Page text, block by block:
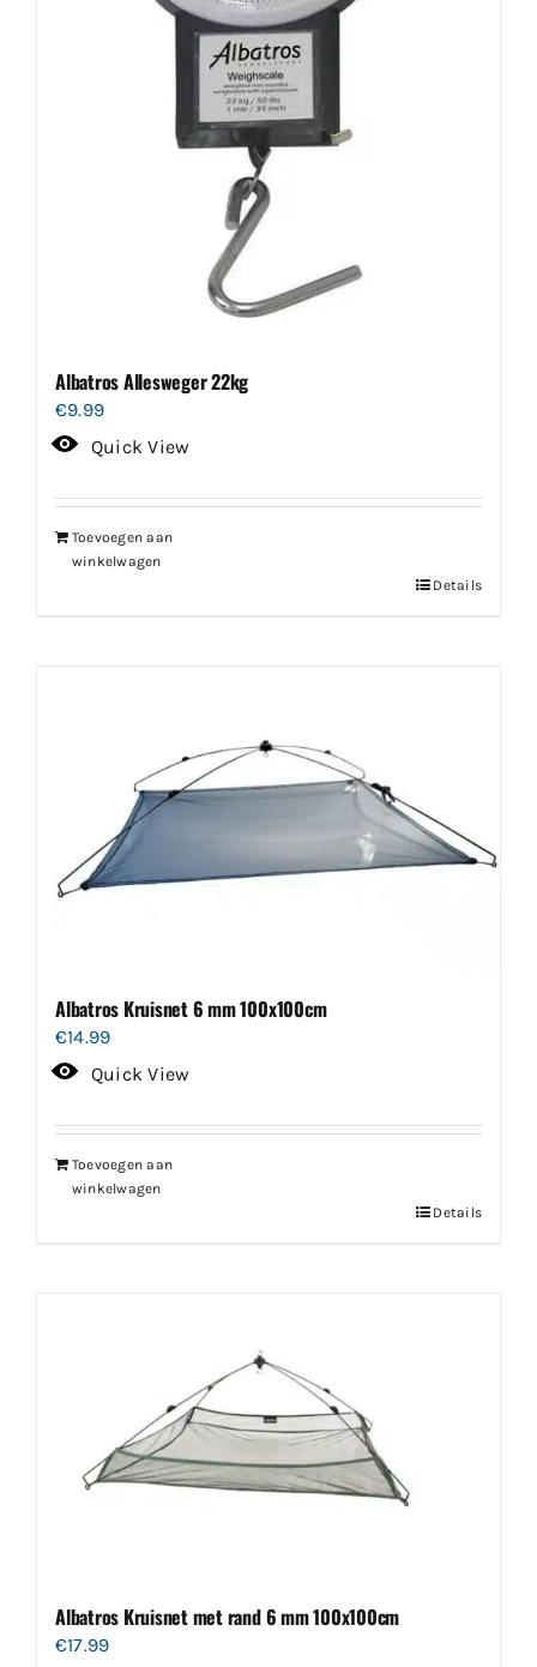
Albatros Allesweger 22kg
€9.99
Quick View
Toevoegen aan
winkelwagen
Details
Albatros Kruisnet 6 mm 100x100cm
€14.99
Quick View
Toevoegen aan
winkelwagen
Details
Albatros Kruisnet met rand 6 mm 100x100cm
€17.99